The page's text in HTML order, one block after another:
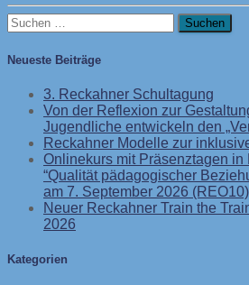
Suchen
nach:
Neueste Beiträge
3. Reckahner Schultagung
Von der Reflexion zur
Jugendliche entwickeln den
Reckahner Modelle zur
Onlinekurs mit Präsenztagen in
“Qualität pädagogischer
am 7. September 2026 (REO10)
Neuer Reckahner Train the
2026
Kategorien